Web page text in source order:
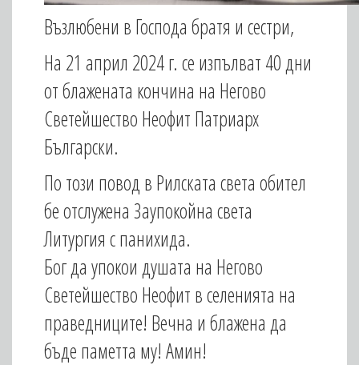
Възлюбени в Господа братя и сестри,
На 21 април 2024 г. се изпълват 40 дни
от блажената кончина на Негово
Светейшество Неофит Патриарх
Български.
По този повод в Рилската света обител
бе отслужена Заупокойна света
Литургия с панихида.
Бог да упокои душата на Негово
Светейшество Неофит в селенията на
праведниците! Вечна и блажена да
бъде паметта му! Амин!